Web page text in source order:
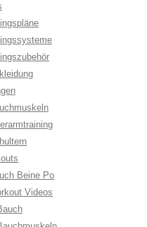
Beine Po
Videos